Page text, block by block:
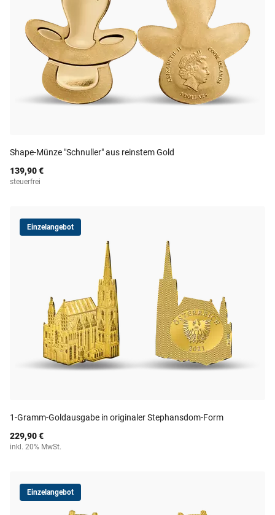
Shape-Münze "Schnuller" aus reinstem Gold
139,90 €
steuerfrei
Einzelangebot
1-Gramm-Goldausgabe in originaler Stephansdom-Form
229,90 €
inkl. 20% MwSt.
Einzelangebot